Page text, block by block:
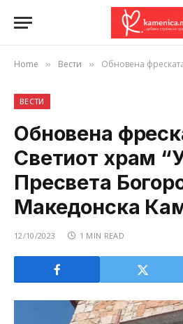
Home » Вести » Обновена фреската на Светиот храм
ВЕСТИ
Обновена
Светиот храм
Пресвета
Македонска
12/10/2023 1 MIN READ